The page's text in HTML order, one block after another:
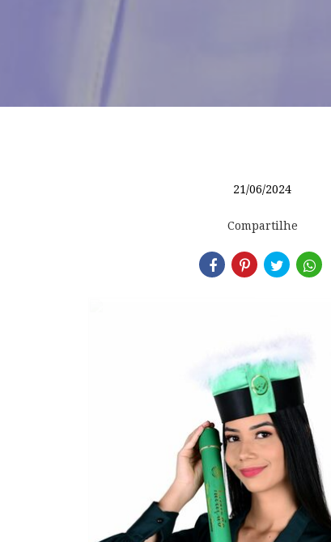
21/06/2024
Compartilhe